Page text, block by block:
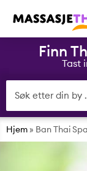
Finn
Tast
Hjem » Ban Thai